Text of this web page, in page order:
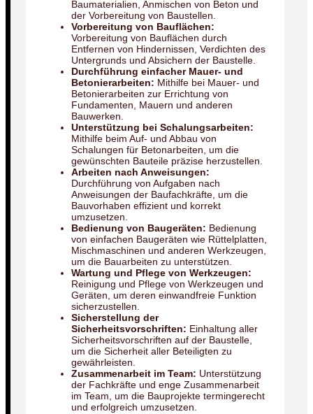
Baumaterialien, Anmischen von Beton und
der Vorbereitung von Baustellen.
Vorbereitung von Bauflächen:
Vorbereitung von Bauflächen durch
Entfernen von Hindernissen, Verdichten des
Untergrunds und Absichern der Baustelle.
Durchführung einfacher Mauer- und
Betonierarbeiten: Mithilfe bei Mauer- und
Betonierarbeiten zur Errichtung von
Fundamenten, Mauern und anderen
Bauwerken.
Unterstützung bei Schalungsarbeiten:
Mithilfe beim Auf- und Abbau von
Schalungen für Betonarbeiten, um die
gewünschten Bauteile präzise herzustellen.
Arbeiten nach Anweisungen:
Durchführung von Aufgaben nach
Anweisungen der Baufachkräfte, um die
Bauvorhaben effizient und korrekt
umzusetzen.
Bedienung von Baugeräten: Bedienung
von einfachen Baugeräten wie Rüttelplatten,
Mischmaschinen und anderen Werkzeugen,
um die Bauarbeiten zu unterstützen.
Wartung und Pflege von Werkzeugen:
Reinigung und Pflege von Werkzeugen und
Geräten, um deren einwandfreie Funktion
sicherzustellen.
Sicherstellung der
Sicherheitsvorschriften: Einhaltung aller
Sicherheitsvorschriften auf der Baustelle,
um die Sicherheit aller Beteiligten zu
gewährleisten.
Zusammenarbeit im Team: Unterstützung
der Fachkräfte und enge Zusammenarbeit
im Team, um die Bauprojekte termingerecht
und erfolgreich umzusetzen.